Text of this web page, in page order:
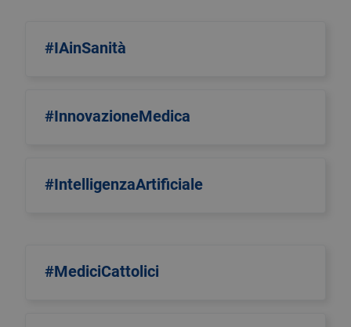
#IAinSanità
#InnovazioneMedica
#IntelligenzaArtificiale
#MediciCattolici